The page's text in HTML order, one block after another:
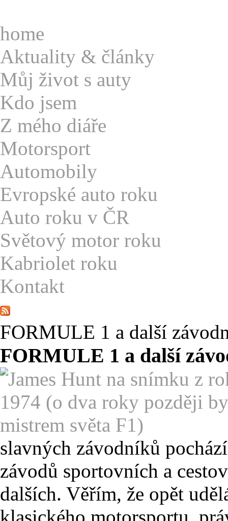
home
Aktuality & články
Můj život s auty
Kdo jsem
Z mého diáře
Motorsport
Automobily
Evropské auto roku
Auto roku v ČR
Světový motor roku
Kabriolet roku
Kontakt
FORMULE 1 a další
FORMULE 1 a další
slavných závodníků
závodů sportovních a
dalších. Věřím, že opět